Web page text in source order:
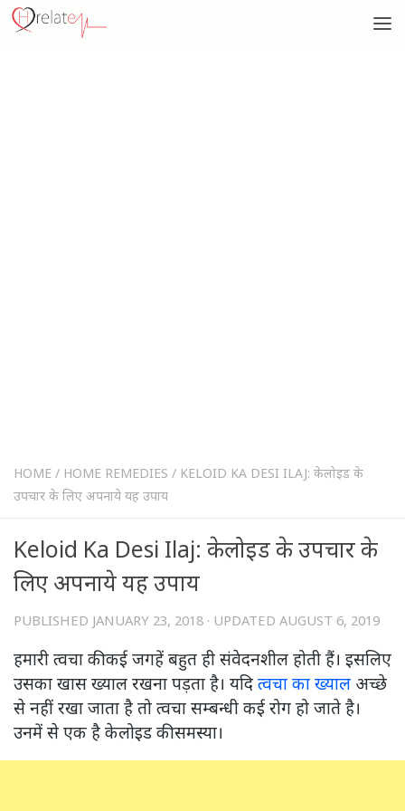
HOME / HOME REMEDIES / KELOID KA DESI ILAJ: केलोइड के
उपचार के लिए अपनाये यह उपाय
Keloid Ka Desi Ilaj: केलोइड के उपचार के
लिए अपनाये यह उपाय
PUBLISHED JANUARY 23, 2018 · UPDATED AUGUST 6, 2019
हमारी त्वचा की कई जगहें बहुत ही संवेदनशील होती हैं। इसलिए
उसका खास ख्याल रखना पड़ता है। यदि त्वचा का ख्याल अच्छे
से नहीं रखा जाता है तो त्वचा सम्बन्धी कई रोग हो जाते है।
उनमें से एक है केलोइड की समस्या।